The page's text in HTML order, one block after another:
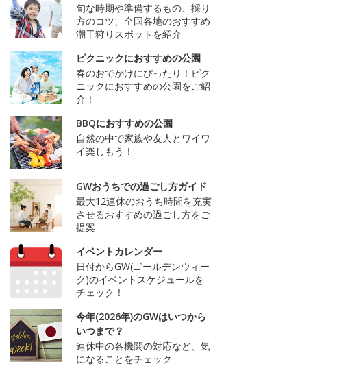
旬な時期や準備するもの、採り
方のコツ、全国各地のおすすめ
潮干狩りスポットを紹介
ピクニックにおすすめの公園
春のおでかけにぴったり！ピク
ニックにおすすめの公園をご紹
介！
BBQにおすすめの公園
自然の中で家族や友人とワイワ
イ楽しもう！
GWおうちでの過ごし方ガイド
最大12連休のおうち時間を充実
させるおすすめの過ごし方をご
提案
イベントカレンダー
日付からGW(ゴールデンウィー
ク)のイベントスケジュールを
チェック！
今年(2026年)のGWはいつから
いつまで？
連休中の各機関の対応など、気
になることをチェック